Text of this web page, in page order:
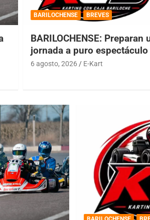
BARILOCHENSE BREVES
BARILOCHENSE: Preparan
jornada a puro espectáculo
6 agosto, 2026 E-Kart